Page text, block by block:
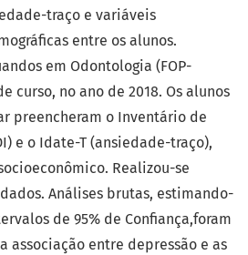
traço e variáveis
entre os alunos.
em Odontologia (FOP-
curso, no ano de 2018. Os alunos
preencheram o Inventário de
e o Idate-T (ansiedade-traço),
Realizou-se
Análises brutas, estimando-
de 95% de Confiança,foram
associação entre depressão e as